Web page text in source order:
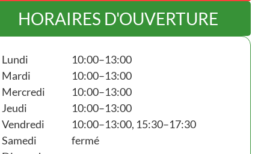
HORAIRES D'OUVERTURE
Lundi
Mardi
Mercredi
Jeudi
Vendredi
Samedi
10:00–13:00
10:00–13:00
10:00–13:00
10:00–13:00
10:00–13:00, 15:30–17:30
fermé